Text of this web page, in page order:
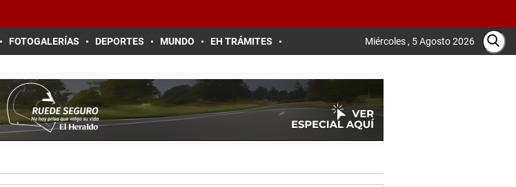
FOTOGALERÍAS DEPORTES MUNDO EH TRÁMITES Miércoles , 5 Agosto 2026